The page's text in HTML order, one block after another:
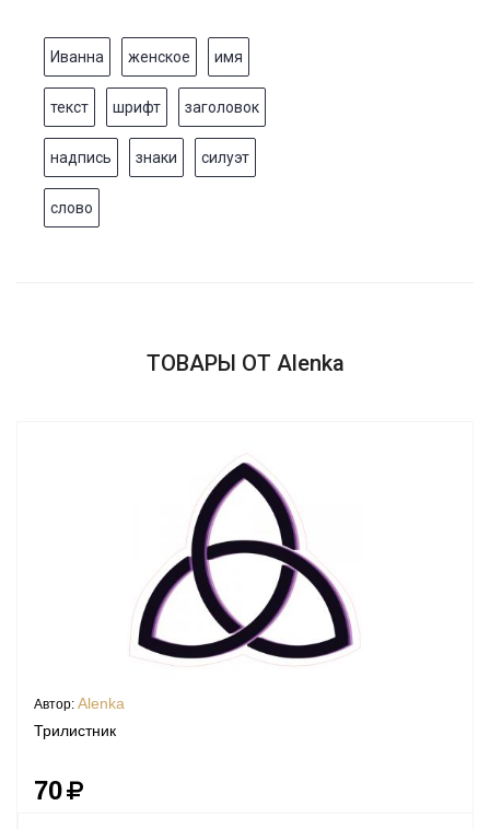
Иванна женское имя
текст шрифт заголовок
надпись знаки силуэт
слово
ТОВАРЫ ОТ Alenka
Автор: Alenka
Трилистник
70